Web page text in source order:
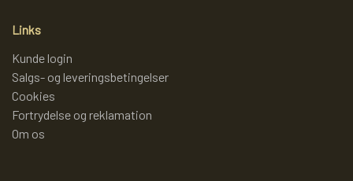
Links
Kunde login
Salgs- og leveringsbetingelser
Cookies
Fortrydelse og reklamation
Om os